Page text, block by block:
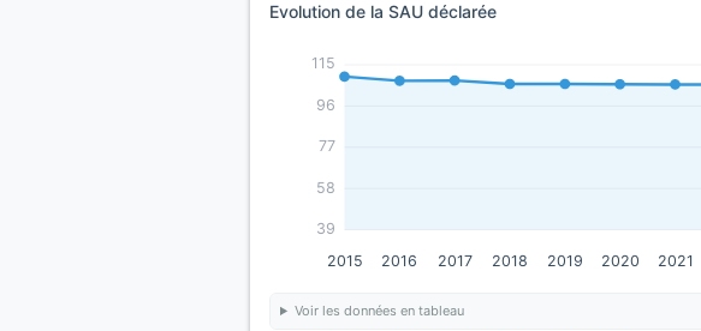
Evolution de la SAU déclarée
39
58
77
96
115
2015 2016 2017 2018 2019 2020 2021
Voir les données en tableau